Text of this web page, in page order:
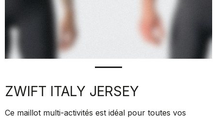
ZWIFT ITALY JERSEY
Ce maillot multi-activités est idéal pour toutes vos